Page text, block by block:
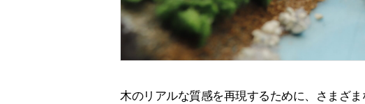
木のリアルな質感を再現するために、さまざ